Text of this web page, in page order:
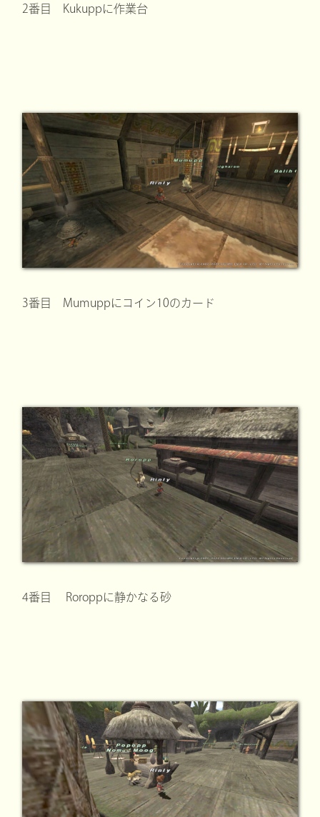
2番目 Kukuppに作業台
3番目 Mumuppにコイン10のカード
4番目 Roroppに静かなる砂